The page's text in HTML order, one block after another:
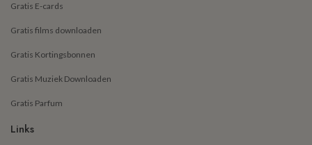
Gratis E-cards
Gratis films downloaden
Gratis Kortingsbonnen
Gratis Muziek Downloaden
Gratis Parfum
Links